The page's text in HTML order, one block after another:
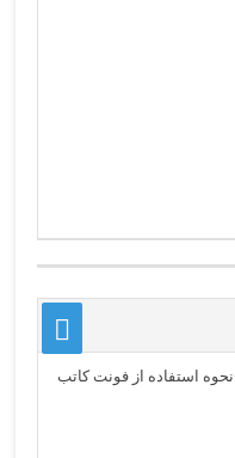
استفاده از فونت کاتب